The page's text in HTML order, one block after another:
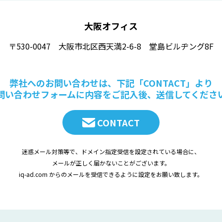
大阪オフィス
〒530-0047 大阪市北区西天満2-6-8 堂島ビルヂング8F
弊社へのお問い合わせは、下記「CONTACT」より
い合わせフォームに内容をご記入後、送信してくださ
CONTACT
迷惑メール対策等で、ドメイン指定受信を設定されている場合に、
メールが正しく届かないことがございます。
iq-ad.com からのメールを受信できるように設定をお願い致します。